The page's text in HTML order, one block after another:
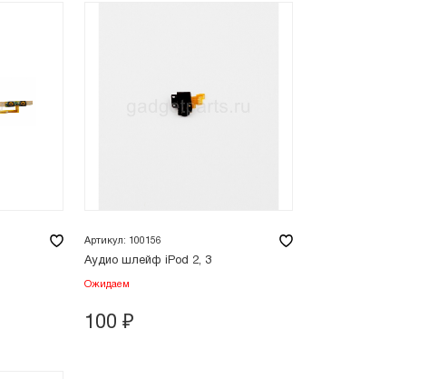
Артикул: 100156
Аудио шлейф iPod 2, 3
Ожидаем
100 ₽